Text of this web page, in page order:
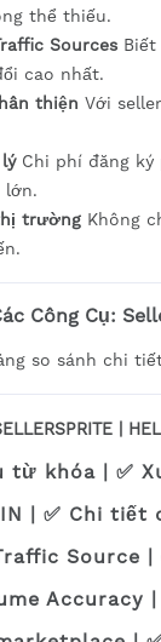
thể thiếu.
Sources
cao nhất.
thiện Với
Chi phí đăng ký
lớn.
trường Không
Công Cụ:
so sánh chi
|
từ khóa | ✅
| ✅ Chi tiết
Source |
Accuracy